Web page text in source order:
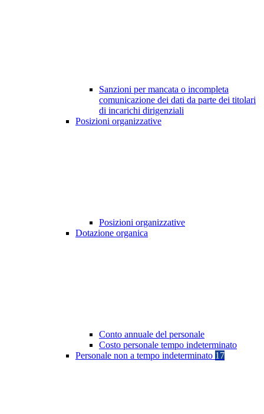
Sanzioni per mancata o incompleta
comunicazione dei dati da parte dei titolari
di incarichi dirigenziali
Posizioni organizzative
Posizioni organizzative
Dotazione organica
Conto annuale del personale
Costo personale tempo indeterminato
Personale non a tempo indeterminato 17